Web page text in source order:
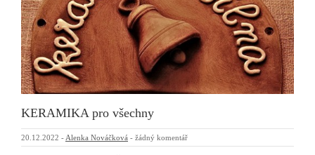
KERAMIKA pro všechny
20.12.2022 - Alenka Nováčková - žádný komentář